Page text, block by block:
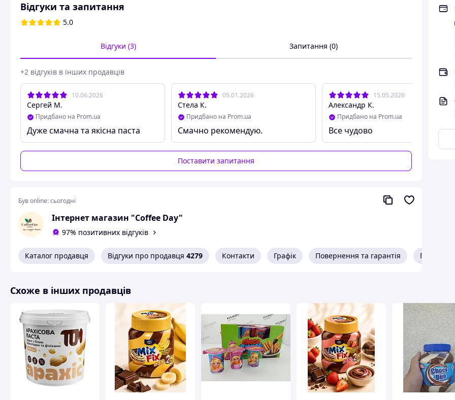
Схожі товари за характеристиками
Відгуки та запитання
5.0
Відгуки (3) Запитання (0)
+2 відгуків в інших продавців
10.06.2026
Сергей М.
Придбано на Prom.ua
Дуже смачна та якісна паста
05.01.2026
Стела К.
Придбано на Prom.ua
Смачно рекомендую.
15.05.2026
Александр К.
Придбано на Prom.ua
Все чудово
Поставити запитання
Був online:сьогодні
Інтернет магазин "Coffee Day"
97% позитивних відгуків
Каталог продавця Відгуки про продавця 4279 Контакти Графік Повернення та гарантія Про
Схоже в інших продавців